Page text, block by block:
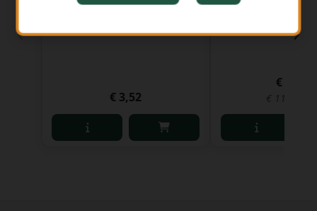
‹
€ 3,52
1 liter
€ 11,31
€ 11,31
›